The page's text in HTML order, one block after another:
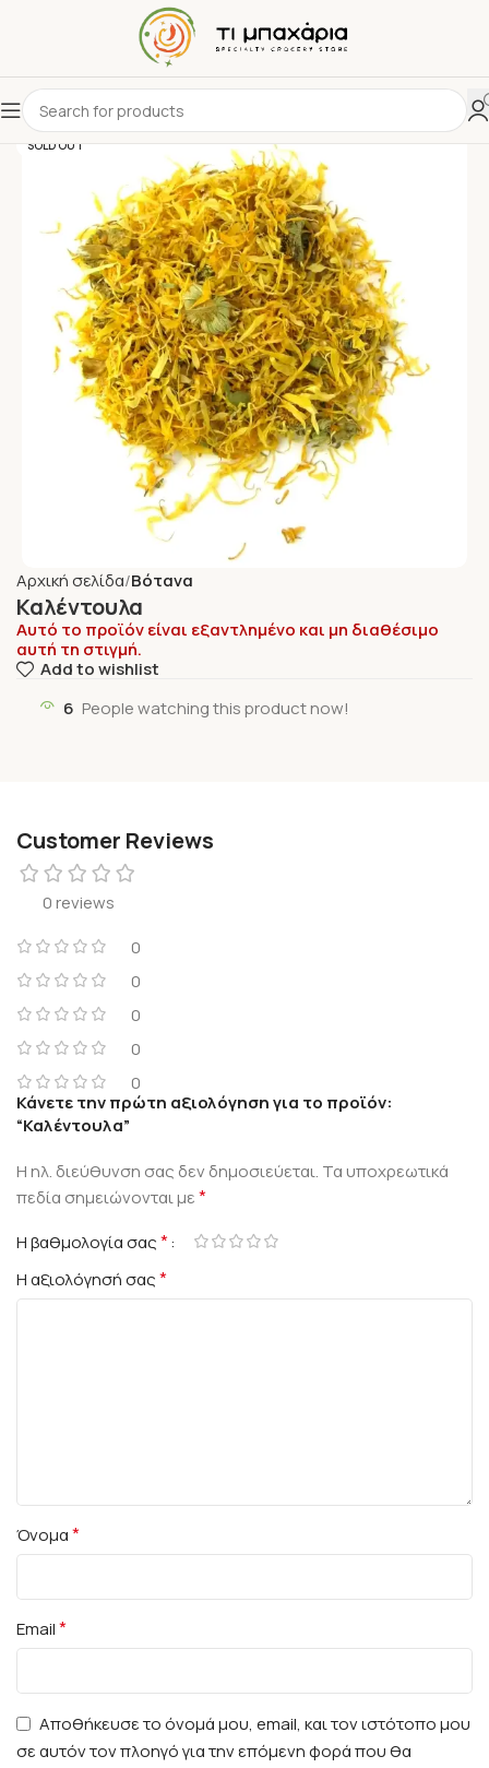
SOLD OUT
Αρχική σελίδα Βότανα
Καλέντουλα
Αυτό το προϊόν είναι εξαντλημένο και μη διαθέσιμο
αυτή τη στιγμή.
Add to wishlist
6 People watching this product now!
Customer Reviews
0 reviews
0
0
0
0
0
Κάνετε την πρώτη αξιολόγηση για το προϊόν:
“Καλέντουλα”
Η ηλ. διεύθυνση σας δεν δημοσιεύεται. Τα υποχρεωτικά
πεδία σημειώνονται με*
Η βαθμολογία σας*
Η αξιολόγησή σας*
Όνομα*
Email*
Αποθήκευσε το όνομά μου, email, και τον ιστότοπο μου
σε αυτόν τον πλοηγό για την επόμενη φορά που θα